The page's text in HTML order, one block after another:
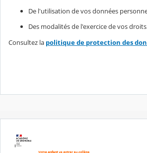
De l'utilisation de vos données
Des modalités de l'exercice de vos
Consultez la politique de protection des